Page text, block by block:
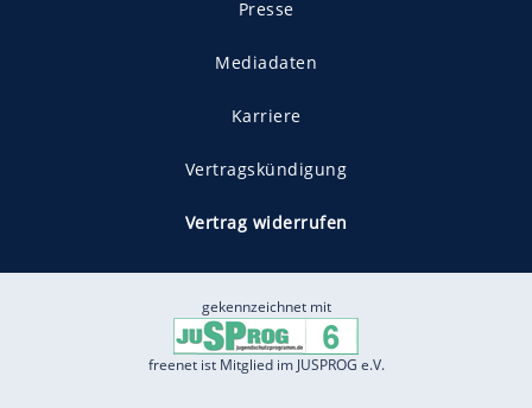
Presse
Mediadaten
Karriere
Vertragskündigung
Vertrag widerrufen
gekennzeichnet mit
freenet ist Mitglied im JUSPROG e.V.